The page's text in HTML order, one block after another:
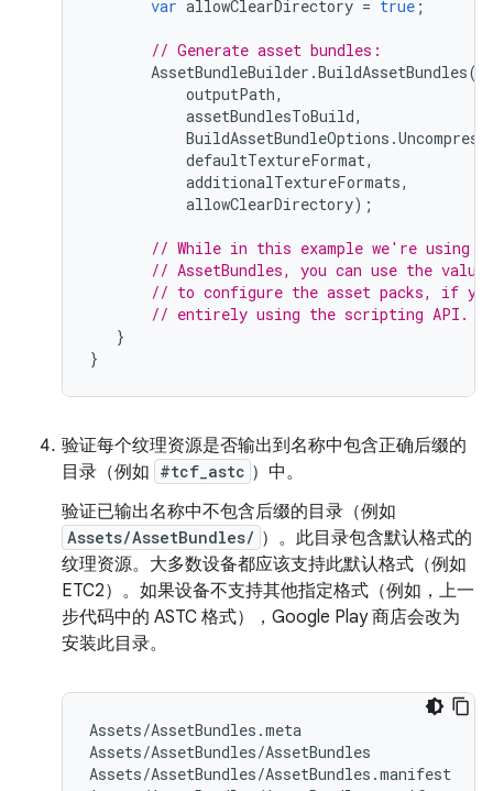
var allowClearDirectory = true ;
// Generate asset bundles:
AssetBundleBuilder .BuildAssetBundles(
outputPath,
assetBundlesToBuild,
BuildAssetBundleOptions .
defaultTextureFormat,
additionalTextureFormats,
allowClearDirectory);
// While in this example we're using
// AssetBundles, you can use the value
// to configure the asset packs, if
// entirely using the scripting API.
}
}
验证每个纹理资源是否输出到名称中包含正确后缀的
目录（例如 #tcf_astc ）中。
验证已输出名称中不包含后缀的目录（例如
Assets/AssetBundles/ ）。此目录包含默认格式的
纹理资源。大多数设备都应该支持此默认格式（例如
ETC2）。如果设备不支持其他指定格式（例如，上一
步代码中的 ASTC 格式），Google Play 商店会改为
安装此目录。
Assets/AssetBundles.meta
Assets/AssetBundles/AssetBundles
Assets/AssetBundles/AssetBundles.manifest